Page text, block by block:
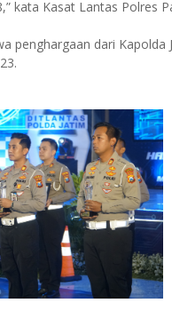
kata Kasat Lantas Polres
penghargaan dari